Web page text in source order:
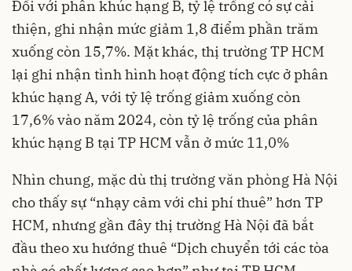
Đối với phân khúc hạng B, tỷ lệ trống có sự cải
thiện, ghi nhận mức giảm 1,8 điểm phần trăm
xuống còn 15,7%. Mặt khác, thị trường TP HCM
lại ghi nhận tình hình hoạt động tích cực ở phân
khúc hạng A, với tỷ lệ trống giảm xuống còn
17,6% vào năm 2024, còn tỷ lệ trống của phân
khúc hạng B tại TP HCM vẫn ở mức 11,0%
Nhìn chung, mặc dù thị trường văn phòng Hà Nội
cho thấy sự “nhạy cảm với chi phí thuê” hơn TP
HCM, nhưng gần đây thị trường Hà Nội đã bắt
đầu theo xu hướng thuê “Dịch chuyển tới các tòa